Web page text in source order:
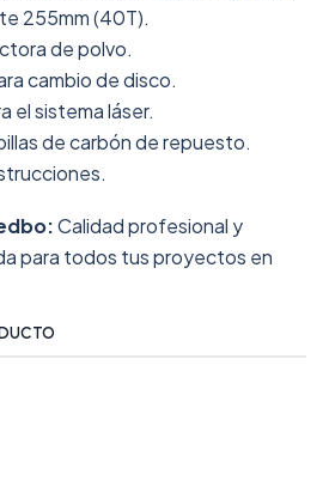
255mm (40T).
de polvo.
cambio de disco.
el sistema láser.
de carbón de repuesto.
Calidad profesional y
para todos tus proyectos en